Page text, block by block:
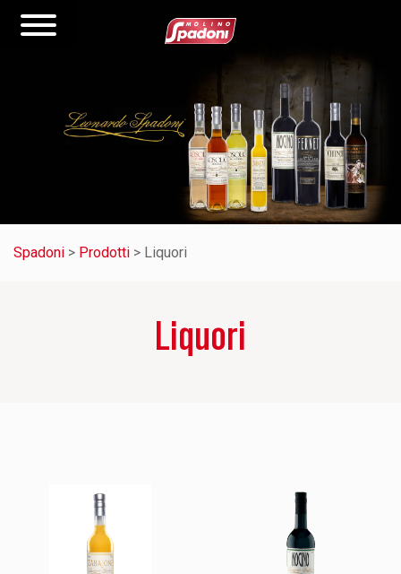
Spadoni > Prodotti > Liquori
Liquori